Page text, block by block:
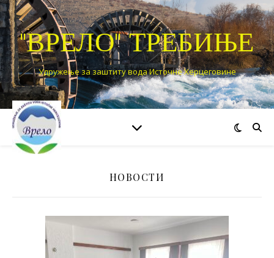
"ВРЕЛО" ТРЕБИЊЕ
Удружење за заштиту вода Источне Херцеговине
НОВОСТИ